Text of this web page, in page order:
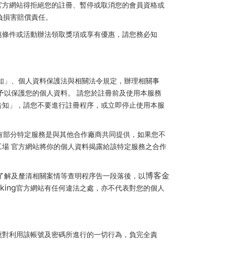
網站得拒絕您的註冊、暫停或取消您的會員資格或
害賠償責任。
件或活動辦法領取獎項或享有優惠，請您務必知
、個人資料保護法與相關法令規定，辦理相關事
保護您的個人資料。 請您於註冊前及使用本服務
」，請您不要進行註冊程序，或立即停止使用本服
分特定服務是與其他合作廠商共同提供，如果您不
官方網站將你的個人資料揭露給該特定服務之合作
解及釐清相關案情等查明程序告一段落後，以博客金
官方網站有任何違法之處，亦不代表對您的個人
利用該帳號及密碼所進行的一切行為，負完全責